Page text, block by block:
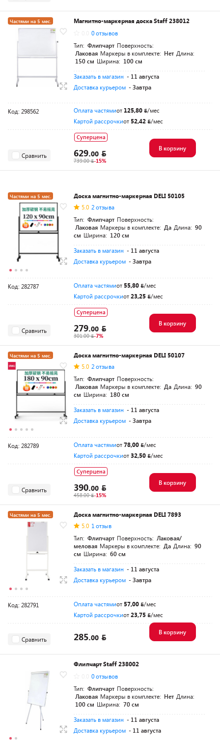
Частями на 5 мес.
Магнитно-маркерная доска Staff 238012
0 отзывов
Тип: Флипчарт Поверхность:
Лаковая Маркеры в комплекте: Нет Длина:
150 см Ширина: 100 см
Заказать в магазин - 11 августа
Доставка курьером - Завтра
Код: 298562 Оплата частямиот 125,80
/мес
Картой рассрочкиот 52,42 /мес
Сравнить
Суперцена
629.00
739.00 -15%
В корзину
Частями на 5 мес.
Доска магнитно-маркерная DELI 50105
5.0 2 отзыва
Тип: Флипчарт Поверхность:
Лаковая Маркеры в комплекте: Да Длина: 90
см Ширина: 120 см
Заказать в магазин - 11 августа
Доставка курьером - Завтра
Код: 282787 Оплата частямиот 55,80
/мес
Картой рассрочкиот23,25 /мес
Сравнить
Суперцена
279.00
301.00 -7%
В корзину
Частями на 5 мес.
Доска магнитно-маркерная DELI 50107
5.0 2 отзыва
Тип: Флипчарт Поверхность:
Лаковая Маркеры в комплекте: Да Длина: 90
см Ширина: 180 см
Заказать в магазин - 11 августа
Доставка курьером - Завтра
Код: 282789 Оплата частямиот78,00
/мес
Картой рассрочкиот32,50 /мес
Сравнить
Суперцена
390.00
458.00 -15%
В корзину
Частями на 5 мес.
Доска магнитно-маркерная DELI 7893
5.0 1 отзыв
Тип: Флипчарт Поверхность: Лаковая/
меловая Маркеры в комплекте: Да Длина: 90
см Ширина: 60 см
Заказать в магазин - 11 августа
Доставка курьером - Завтра
Код: 282791 Оплата частямиот 57,00
/мес
Картой рассрочкиот23,75 /мес
Сравнить 285.00
В корзину
Флипчарт Staff 238002
0 отзывов
Тип: Флипчарт Поверхность:
Лаковая Маркеры в комплекте: Нет Длина:
100 см Ширина: 70 см
Заказать в магазин - 11 августа
Доставка курьером - 11 августа